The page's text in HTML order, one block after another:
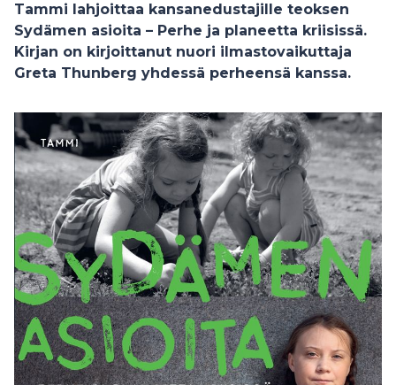
Tammi lahjoittaa kansanedustajille teoksen
Sydämen asioita – Perhe ja planeetta kriisissä.
Kirjan on kirjoittanut nuori ilmastovaikuttaja
Greta Thunberg yhdessä perheensä kanssa.